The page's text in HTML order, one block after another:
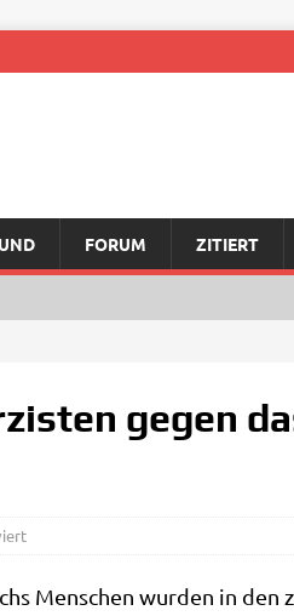
FORUM ZITIERT
gegen
Men­schen wur­den in